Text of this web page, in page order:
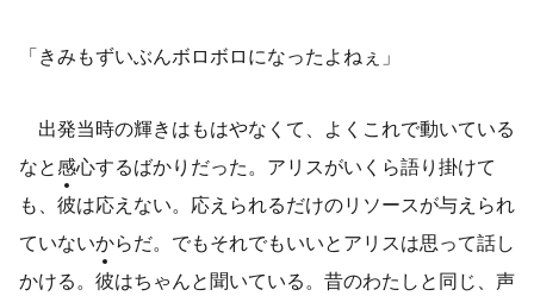
「きみもずいぶんボロボロになったよねぇ」
出発当時の輝きはもはやなくて、よくこれで動いている
なと感心するばかりだった。アリスがいくら語り掛けて
も、 彼は応えない。応えられるだけのリソースが与えられ
ていないからだ。でもそれでもいいとアリスは思って話し
かける。 彼はちゃんと聞いている。昔のわたしと同じ、声